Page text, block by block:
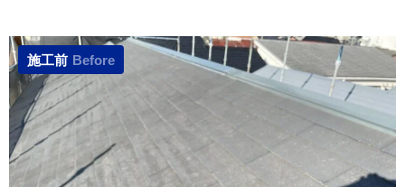
施工前 Before